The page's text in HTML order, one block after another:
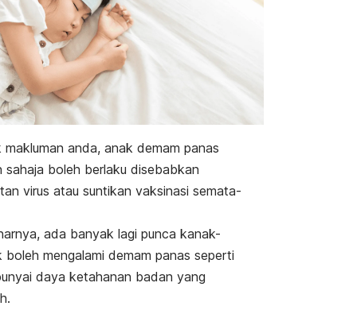
makluman anda, anak demam panas
sahaja boleh berlaku disebabkan
virus atau suntikan vaksinasi semata-
ada banyak lagi punca kanak-
boleh mengalami demam panas seperti
daya ketahanan badan yang